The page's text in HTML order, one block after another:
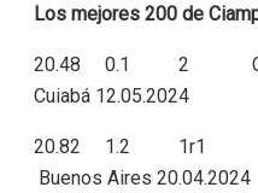
Los mejores 200 de
20.48 0.1 2
Cuiabá 12.05.2024
20.82
Buenos Aires 20.04.2024